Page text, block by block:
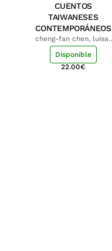
CUENTOS
TAIWANESES
CONTEMPORÁNEOS
cheng-fan chen, luisa;
shu-ying chang, luisa
Disponible
22.00€